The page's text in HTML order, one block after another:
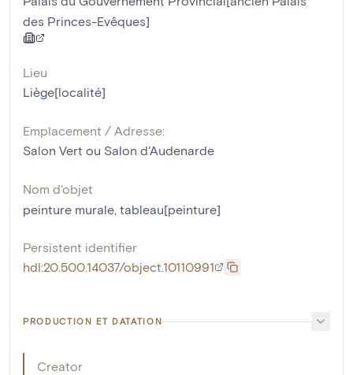
des Princes-Evêques]
Lieu
Liège[localité]
Emplacement / Adresse:
Salon Vert ou Salon d'Audenarde
Nom d'objet
peinture murale, tableau[peinture]
Persistent identifier
hdl:20.500.14037/object.10110991
PRODUCTION ET DATATION
Creator